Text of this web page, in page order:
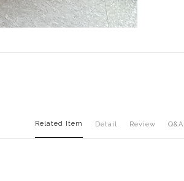
Related Item Detail Review Q&A